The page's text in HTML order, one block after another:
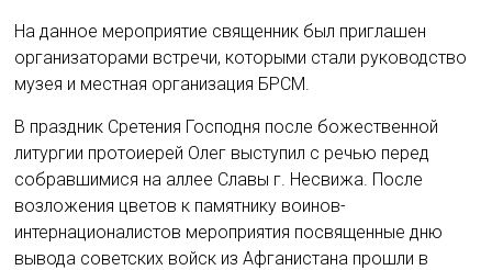
На данное мероприятие священник был приглашен
организаторами встречи, которыми стали руководство
музея и местная организация БРСМ.
В праздник Сретения Господня после божественной
литургии протоиерей Олег выступил с речью перед
собравшимися на аллее Славы г. Несвижа. После
возложения цветов к памятнику воинов-
интернационалистов мероприятия посвященные дню
вывода советских войск из Афганистана прошли в